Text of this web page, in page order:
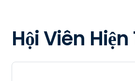
Hội Viên Hiện